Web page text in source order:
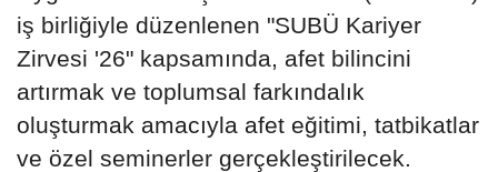
iş birliğiyle düzenlenen "SUBÜ Kariyer
Zirvesi '26" kapsamında, afet bilincini
artırmak ve toplumsal farkındalık
oluşturmak amacıyla afet eğitimi, tatbikatlar
ve özel seminerler gerçekleştirilecek.